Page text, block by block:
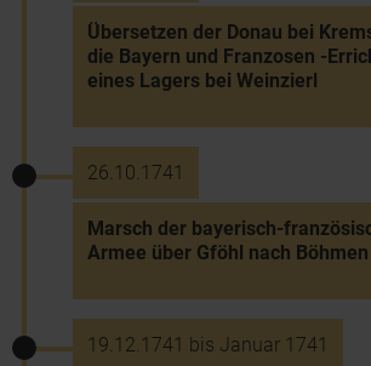
Übersetzen der Donau bei
die Bayern und Franzosen -
eines Lagers bei Weinzierl
26.10.1741
Marsch der bayerisch-
Armee über Gföhl nach Böhmen
19.12.1741 bis Januar 1741